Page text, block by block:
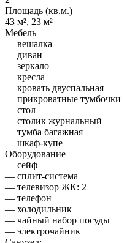
Площадь (кв.м.)
43 м², 23 м²
Мебель
— вешалка
— диван
— зеркало
— кресла
— кровать двуспальная
— прикроватные тумбочки
— стол
— столик журнальный
— тумба багажная
— шкаф-купе
Оборудование
— сейф
— сплит-система
— телевизор ЖК: 2
— телефон
— холодильник
— чайный набор посуды
— электрочайник